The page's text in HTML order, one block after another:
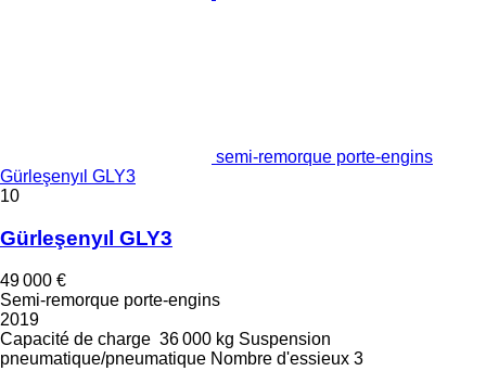
semi-remorque porte-engins
Gürleşenyıl GLY3
10
Gürleşenyıl GLY3
49 000 €
Semi-remorque porte-engins
2019
Capacité de charge 36 000 kg Suspension
pneumatique/pneumatique Nombre d'essieux 3